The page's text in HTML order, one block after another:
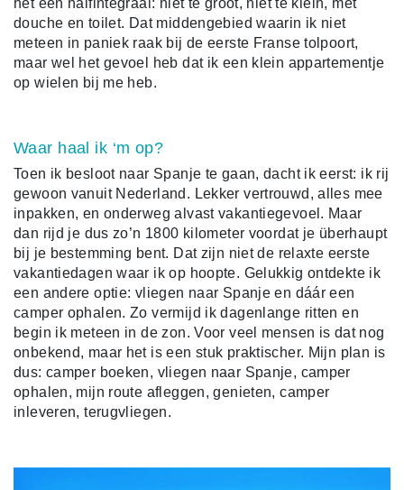
het een halfintegraal: niet te groot, niet te klein, mét
douche en toilet. Dat middengebied waarin ik niet
meteen in paniek raak bij de eerste Franse tolpoort,
maar wel het gevoel heb dat ik een klein appartementje
op wielen bij me heb.
Waar haal ik ‘m op?
Toen ik besloot naar Spanje te gaan, dacht ik eerst: ik rij
gewoon vanuit Nederland. Lekker vertrouwd, alles mee
inpakken, en onderweg alvast vakantiegevoel. Maar
dan rijd je dus zo’n 1800 kilometer voordat je überhaupt
bij je bestemming bent. Dat zijn niet de relaxte eerste
vakantiedagen waar ik op hoopte. Gelukkig ontdekte ik
een andere optie: vliegen naar Spanje en dáár een
camper ophalen. Zo vermijd ik dagenlange ritten en
begin ik meteen in de zon. Voor veel mensen is dat nog
onbekend, maar het is een stuk praktischer. Mijn plan is
dus: camper boeken, vliegen naar Spanje, camper
ophalen, mijn route afleggen, genieten, camper
inleveren, terugvliegen.